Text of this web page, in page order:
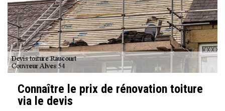
Connaître le prix de rénovation toiture
via le devis